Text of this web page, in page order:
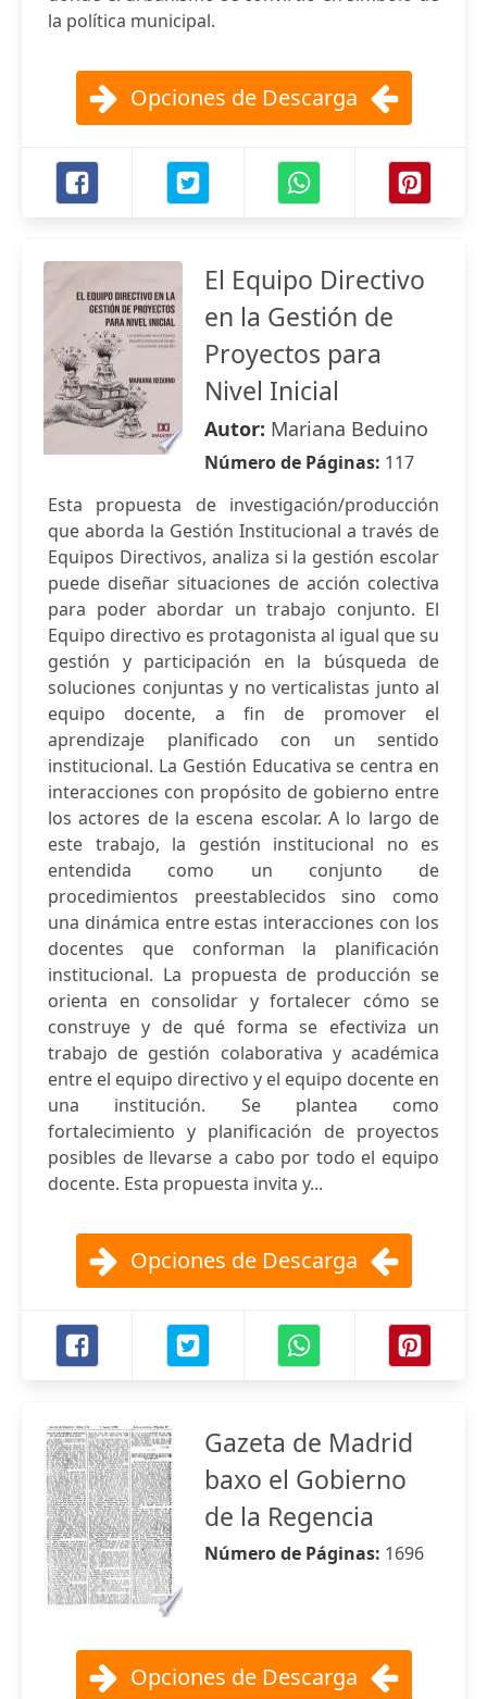
la política municipal.
Opciones de Descarga
El Equipo Directivo
en la Gestión de
Proyectos para
Nivel Inicial
Autor: Mariana Beduino
Número de Páginas: 117
Esta propuesta de investigación/producción
que aborda la Gestión Institucional a través de
Equipos Directivos, analiza si la gestión escolar
puede diseñar situaciones de acción colectiva
para poder abordar un trabajo conjunto. El
Equipo directivo es protagonista al igual que su
gestión y participación en la búsqueda de
soluciones conjuntas y no verticalistas junto al
equipo docente, a fin de promover el
aprendizaje planificado con un sentido
institucional. La Gestión Educativa se centra en
interacciones con propósito de gobierno entre
los actores de la escena escolar. A lo largo de
este trabajo, la gestión institucional no es
entendida como un conjunto de
procedimientos preestablecidos sino como
una dinámica entre estas interacciones con los
docentes que conforman la planificación
institucional. La propuesta de producción se
orienta en consolidar y fortalecer cómo se
construye y de qué forma se efectiviza un
trabajo de gestión colaborativa y académica
entre el equipo directivo y el equipo docente en
una institución. Se plantea como
fortalecimiento y planificación de proyectos
posibles de llevarse a cabo por todo el equipo
docente. Esta propuesta invita y...
Opciones de Descarga
Gazeta de Madrid
baxo el Gobierno
de la Regencia
Número de Páginas: 1696
Opciones de Descarga